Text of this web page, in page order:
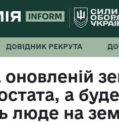
ДОВІДНИК РЕКРУТА
оновленій
а
люде на